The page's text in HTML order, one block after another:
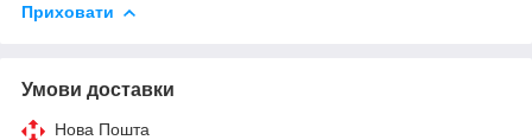
Приховати
Умови доставки
Нова Пошта